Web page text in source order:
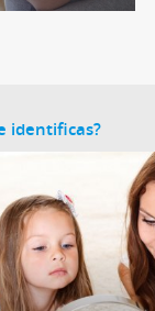
identificas?